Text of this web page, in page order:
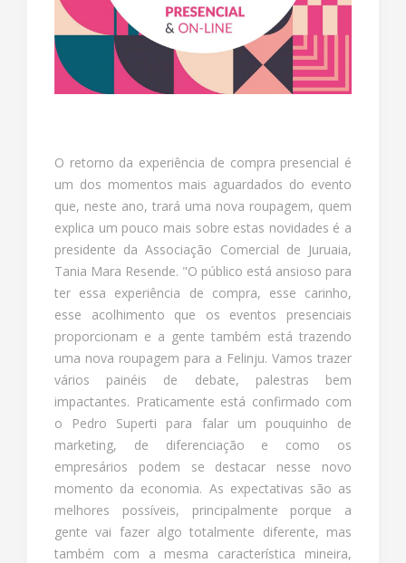
O retorno da experiência de compra presencial é
um dos momentos mais aguardados do evento
que, neste ano, trará uma nova roupagem, quem
explica um pouco mais sobre estas novidades é a
presidente da Associação Comercial de Juruaia,
Tania Mara Resende. "O público está ansioso para
ter essa experiência de compra, esse carinho,
esse acolhimento que os eventos presenciais
proporcionam e a gente também está trazendo
uma nova roupagem para a Felinju. Vamos trazer
vários painéis de debate, palestras bem
impactantes. Praticamente está confirmado com
o Pedro Superti para falar um pouquinho de
marketing, de diferenciação e como os
empresários podem se destacar nesse novo
momento da economia. As expectativas são as
melhores possíveis, principalmente porque a
gente vai fazer algo totalmente diferente, mas
também com a mesma característica mineira,